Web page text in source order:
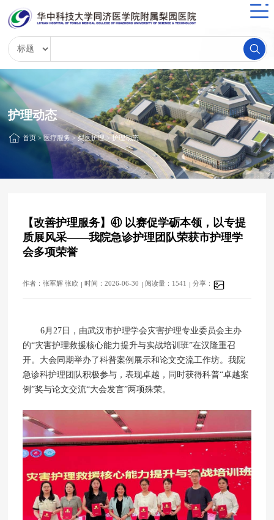
护理动态
首页>医疗服务>梨医护理 >护理动态
【改善护理服务】㊶ 以赛促学砺本领，以专提
质展风采——我院急诊护理团队荣获市护理学
会多项荣誉
作者：张军辉 张欣 时间：2026-06-30 阅读量：1541 分享：
6月27日，由武汉市护理学会灾害护理专业委员会主办
的“灾害护理救援核心能力提升与实战培训班”在汉隆重召
开。大会同期举办了科普案例展示和论文交流工作坊。我院
急诊科护理团队积极参与，表现卓越，同时获得科普“卓越案
例”奖与论文交流“大会发言”两项殊荣。